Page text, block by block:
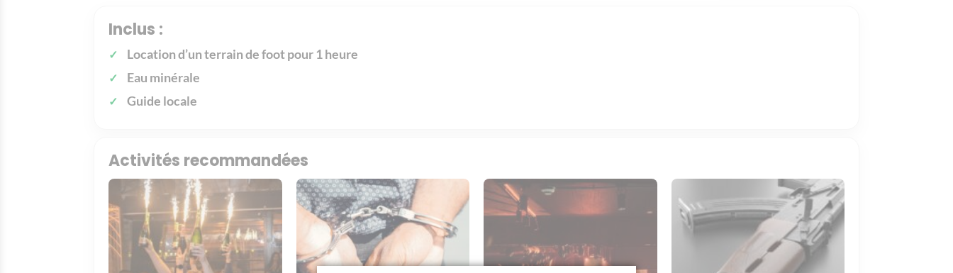
Inclus :
Location d’un terrain de foot pour 1 heure
Eau minérale
Guide locale
Activités recommandées